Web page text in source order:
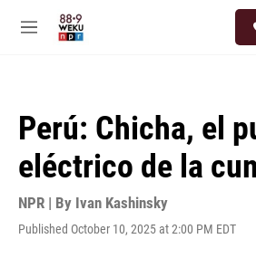
M
Perú: Chicha, el
eléctrico de la
NPR | By Ivan Kashinsky
Published October 10, 2025 at 2:00 PM EDT